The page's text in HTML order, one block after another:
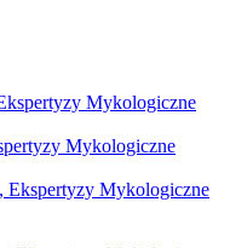
Mykologiczne
Mykologiczne
Ekspertyzy Mykologiczne